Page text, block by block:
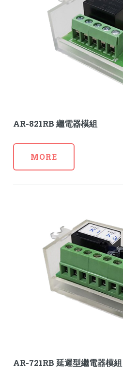
AR-821RB 繼電器模組
MORE
AR-721RB 延遲型繼電器模組